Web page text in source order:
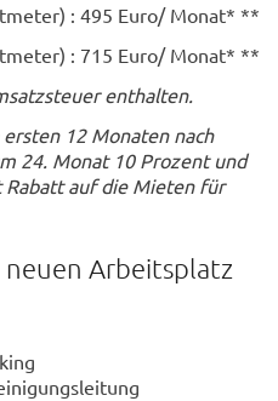
: 495 Euro/ Monat* **
: 715 Euro/ Monat* **
enthalten.
12 Monaten nach
24. Monat 10 Prozent und
Rabatt auf die Mieten für
neuen Arbeitsplatz